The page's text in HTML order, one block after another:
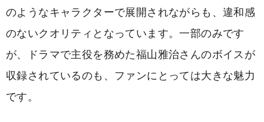
のようなキャラクターで展開されながらも、違和感
のないクオリティとなっています。一部のみです
が、ドラマで主役を務めた福山雅治さんのボイスが
収録されているのも、ファンにとっては大きな魅力
です。